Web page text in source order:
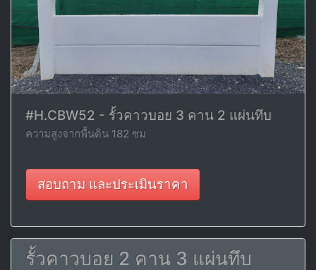
#H.CBW52 - รั้วคาวบอย 3 คาน 2 แผ่นทึบ
ความสูงจากพื้นดิน 182 ซม
สอบถาม และประเมินราคา
รั้วคาวบอย 2 คาน 3 แผ่นทึบ